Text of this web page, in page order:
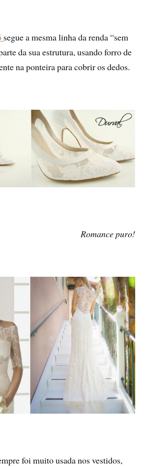
segue a mesma linha da renda “sem
da sua estrutura, usando forro de
na ponteira para cobrir os dedos.
Romance puro!
foi muito usada nos vestidos,